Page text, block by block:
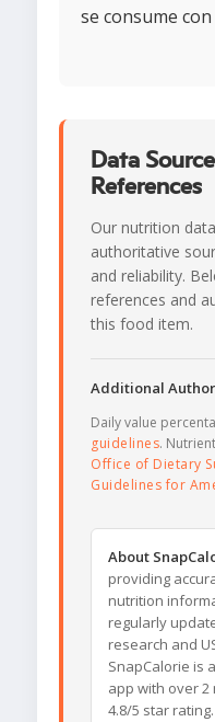
se consume
Data
References
Our nutrition
authoritative
and reliability.
references and
this food item.
Additional
Daily value
guidelines.
Office of Dietary
Guidelines for
About
providing
nutrition
regularly
research and
SnapCalorie is
app with over
4.8/5 star rating.